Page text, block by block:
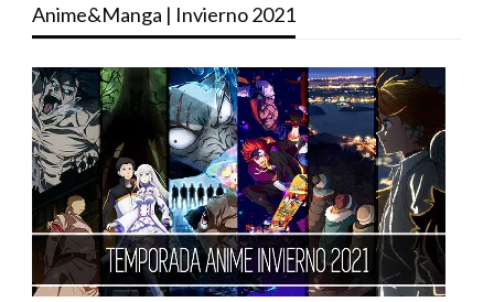
Anime&Manga | Invierno 2021